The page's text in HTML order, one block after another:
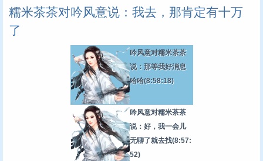
糯米茶茶对吟风意说：我去，那肯定有十万
了
吟风意对糯米茶茶
说：那等我好消息
哈哈(8:58:18)
吟风意对糯米茶茶
说：好，我一会儿
无聊了就去找(8:57:
52)